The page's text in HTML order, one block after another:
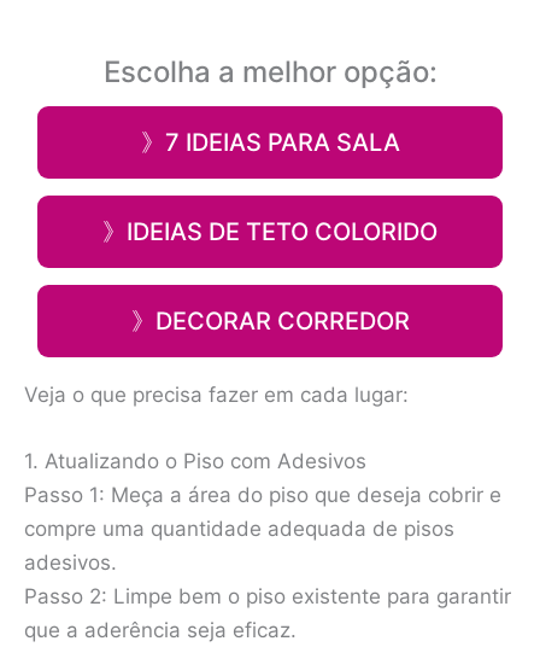
Escolha a melhor opção:
》7 IDEIAS PARA SALA
》IDEIAS DE TETO COLORIDO
》DECORAR CORREDOR
Veja o que precisa fazer em cada lugar:
1. Atualizando o Piso com Adesivos
Passo 1: Meça a área do piso que deseja cobrir e
compre uma quantidade adequada de pisos
adesivos.
Passo 2: Limpe bem o piso existente para garantir
que a aderência seja eficaz.